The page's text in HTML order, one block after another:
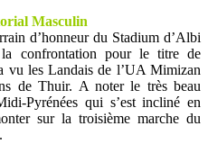
Masculin
d’honneur du Stadium d’Albi
confrontation pour le titre de
vu les Landais de l’UA Mimizan
de Thuir. A noter le très beau
Pyrénées qui s’est incliné en
sur la troisième marche du